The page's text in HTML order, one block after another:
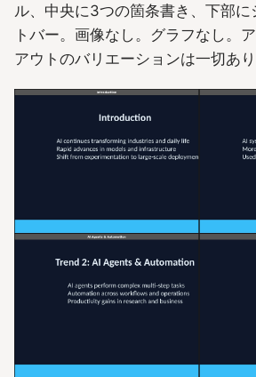
ル、中央に3つの箇条書き、下部に
トバー。画像なし。グラフなし。
アウトのバリエーションは一切あり